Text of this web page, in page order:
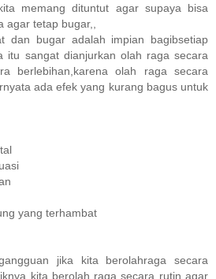
memang dituntut agar supaya bisa
agar tetap bugar,,
dan bugar adalah impian bagibsetiap
itu sangat dianjurkan olah raga secara
berlebihan,karena olah raga secara
ada efek yang kurang bagus untuk
yang terhambat
jika kita berolahraga secara
kita berolah raga secara rutin agar